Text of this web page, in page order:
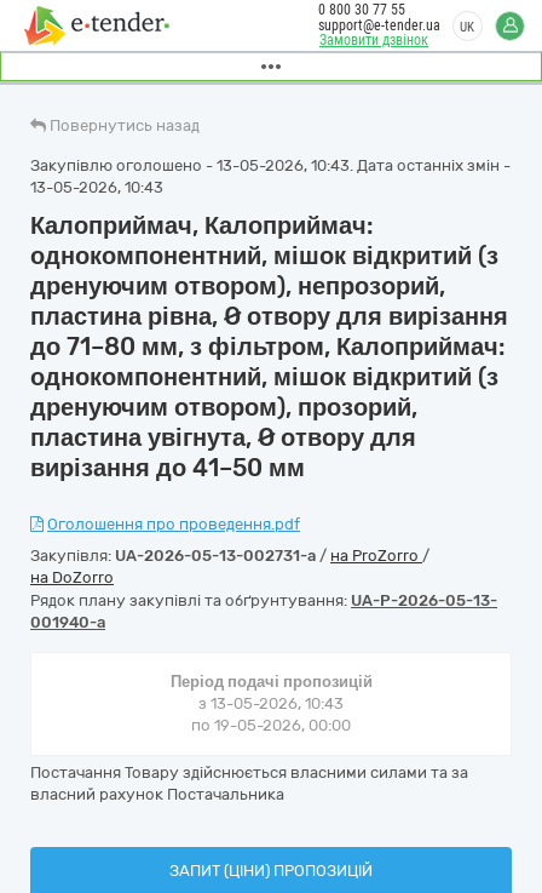
Замовити дзвінок
0 800 30 77 55
support@e-tender.ua
UK
Повернутись назад
Закупівлю оголошено - 13-05-2026, 10:43. Дата останніх змін -
13-05-2026, 10:43
Калоприймач, Калоприймач:
однокомпонентний, мішок відкритий (з
дренуючим отвором), непрозорий,
пластина рівна, Ø отвору для вирізання
до 71–80 мм, з фільтром, Калоприймач:
однокомпонентний, мішок відкритий (з
дренуючим отвором), прозорий,
пластина увігнута, Ø отвору для
вирізання до 41–50 мм
Оголошення про проведення.pdf
Закупівля: UA-2026-05-13-002731-a / на ProZorro /
на DoZorro
Рядок плану закупівлі та обґрунтування: UA-P-2026-05-13-
001940-a
Період подачі пропозицій
з 13-05-2026, 10:43
по 19-05-2026, 00:00
Постачання Товару здійснюється власними силами та за
власний рахунок Постачальника
ЗАПИТ (ЦІНИ) ПРОПОЗИЦІЙ